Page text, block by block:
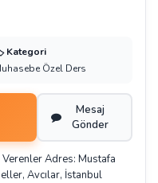
Kategori
Özel Ders
Mesaj
Gönder
Adres: Mustafa
Avcılar, İstanbul